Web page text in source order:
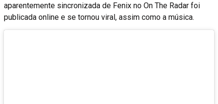
aparentemente sincronizada de Fenix ​​​​no On The Radar foi
publicada online e se tornou viral, assim como a música.